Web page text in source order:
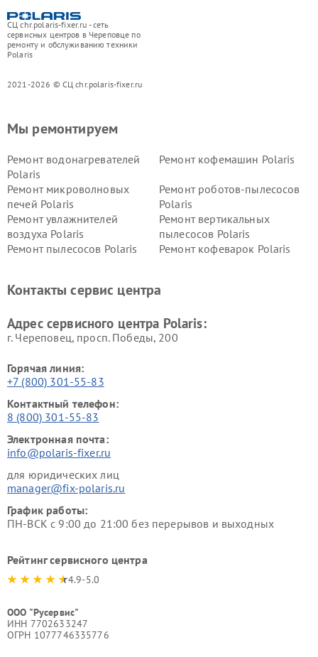
СЦ chr.polaris-fixer.ru - сеть
сервисных центров в Череповце по
ремонту и обслуживанию техники
Polaris
2021-2026 © СЦ chr.polaris-fixer.ru
Мы ремонтируем
Ремонт водонагревателей
Polaris
Ремонт кофемашин Polaris
Ремонт микроволновых
печей Polaris
Ремонт роботов-пылесосов
Polaris
Ремонт увлажнителей
воздуха Polaris
Ремонт вертикальных
пылесосов Polaris
Ремонт пылесосов Polaris
Ремонт кофеварок Polaris
Контакты сервис центра
Адрес сервисного центра Polaris:
г. Череповец, просп. Победы, 200
Горячая линия:
+7 (800) 301-55-83
Контактный телефон:
8 (800) 301-55-83
Электронная почта:
info@polaris-fixer.ru
для юридических лиц
manager@fix-polaris.ru
График работы:
ПН-ВСК с 9:00 до 21:00 без перерывов и выходных
Рейтинг сервисного центра
4.9-5.0
ООО "Русервис"
ИНН 7702633247
ОГРН 1077746335776